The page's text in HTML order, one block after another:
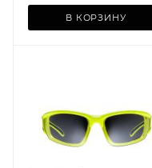
В КОРЗИНУ